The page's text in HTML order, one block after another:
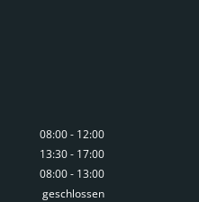
08:00 - 12:00
13:30 - 17:00
08:00 - 13:00
geschlossen